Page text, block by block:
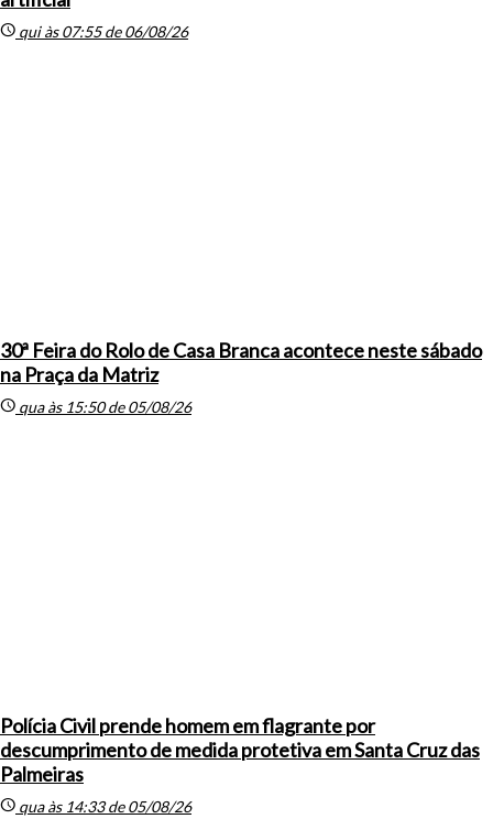
schedule qui às 07:55 de 06/08/26
30ª Feira do Rolo de Casa Branca acontece neste sábado
na Praça da Matriz
schedule qua às 15:50 de 05/08/26
Polícia Civil prende homem em flagrante por
descumprimento de medida protetiva em Santa Cruz das
Palmeiras
schedule qua às 14:33 de 05/08/26